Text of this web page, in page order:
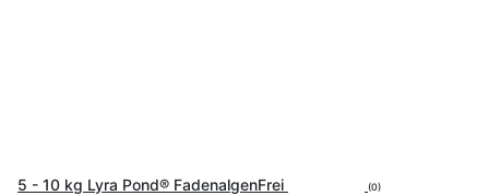
5 - 10 kg Lyra Pond® FadenalgenFrei (0)